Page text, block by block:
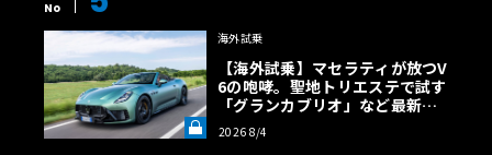
No
海外試乗
【海外試乗】マセラティが放つV
6の咆哮。聖地トリエステで試す
「グランカブリオ」など最新ト
ロフェオ3台の官能評価《LE VO
LANT LAB》
2026 8/4